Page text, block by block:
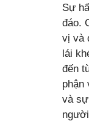
Sự
đáo.
vị và
lái
đến
phận
và